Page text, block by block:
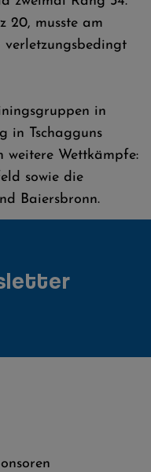
20, musste am
in
in Tschagguns
weitere Wettkämpfe:
sowie die
Baiersbronn.